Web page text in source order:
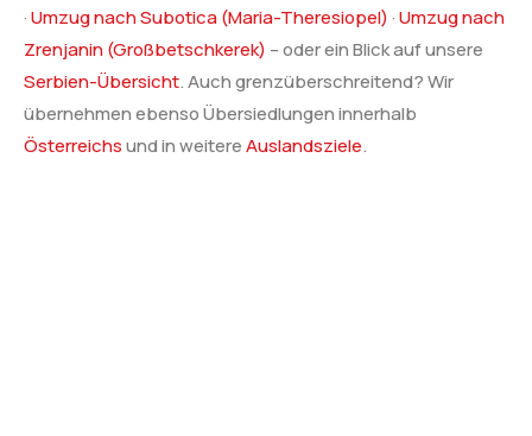
·Umzug nach Subotica (Maria-Theresiopel) ·Umzug nach
Zrenjanin (Großbetschkerek) – oder ein Blick auf unsere
Serbien-Übersicht. Auch grenzüberschreitend? Wir
übernehmen ebenso Übersiedlungen innerhalb
Österreichsund in weitereAuslandsziele.